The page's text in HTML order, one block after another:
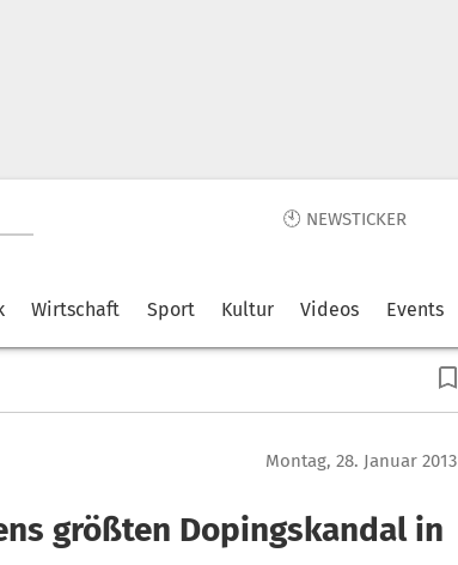
🕙 NEWSTICKER
Wirtschaft Sport Kultur Videos Events
Montag, 28. Januar 2013
größten Dopingskandal in